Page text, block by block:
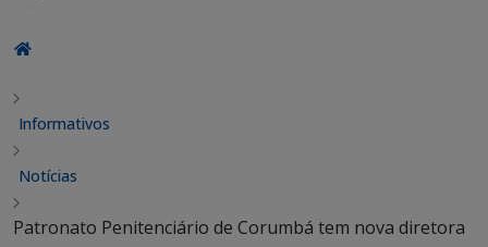
Informativos
Notícias
Patronato Penitenciário de Corumbá tem nova diretora